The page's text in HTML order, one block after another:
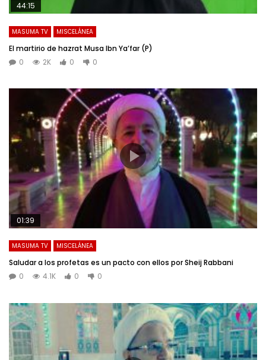
44:15
MASUMA TV MISCELÁNEA
El martirio de hazrat Musa Ibn Ya’far (P)
0
2K 0 0
01:39
MASUMA TV MISCELÁNEA
Saludar a los profetas es un pacto con ellos por Sheij Rabbani
0
4.1K 0 0